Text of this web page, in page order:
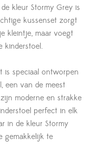
kleur Stormy Grey is
kussenset zorgt
kleintje, maar voegt
kinderstoel.
is speciaal ontworpen
een van de meest
moderne en strakke
perfect in elk
in de kleur Stormy
gemakkelijk te